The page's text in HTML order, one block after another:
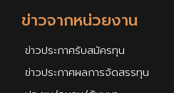
ข่าวจากหน่วยงาน
ข่าวประกาศรับสมัครทุน
ข่าวประกาศผลการจัดสรรทุน